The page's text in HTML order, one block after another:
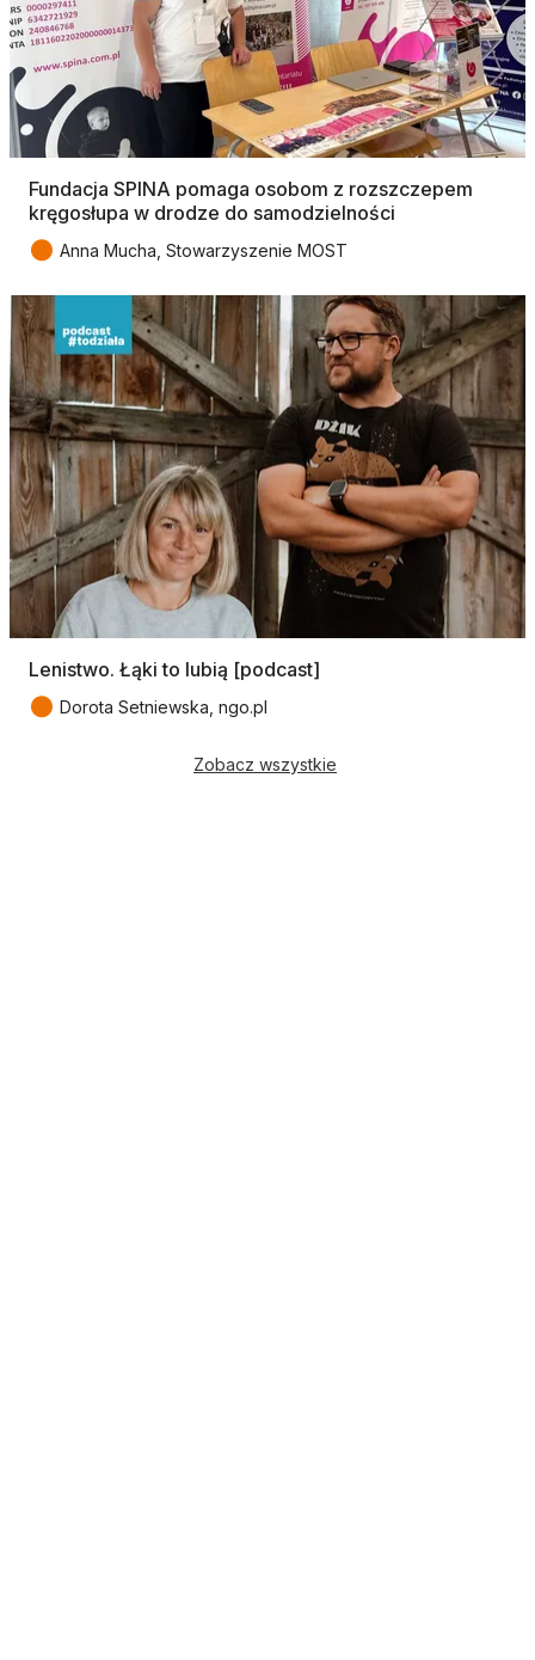
Fundacja SPINA pomaga osobom z rozszczepem
kręgosłupa w drodze do samodzielności
● Anna Mucha, Stowarzyszenie MOST
Lenistwo. Łąki to lubią [podcast]
● Dorota Setniewska, ngo.pl
Zobacz wszystkie